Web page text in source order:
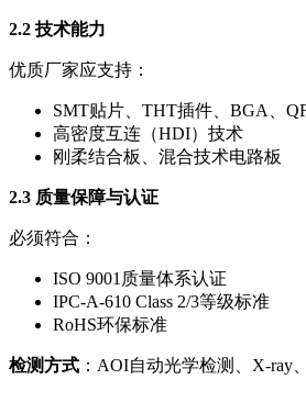
2.2 技术能力
优质厂家应支持：
SMT贴片、THT插件、BGA、
高密度互连（HDI）技术
刚柔结合板、混合技术电路板
2.3 质量保障与认证
必须符合：
ISO 9001质量体系认证
IPC-A-610 Class 2/3等级标准
RoHS环保标准
检测方式 ：AOI自动光学检测、X-ray